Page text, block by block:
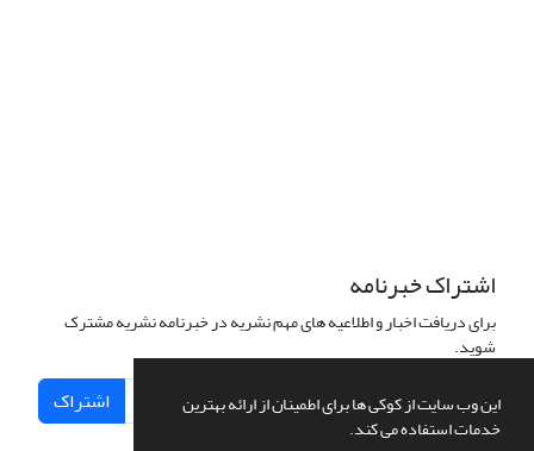
این وب سایت از کوکی ها برای اطمینان از ارائه بهترین
خدمات استفاده می کند.
اشتراک خبرنامه
برای دریافت اخبار و اطلاعیه های مهم نشریه در خبرنامه نشریه مشترک
شوید.
اشتراک